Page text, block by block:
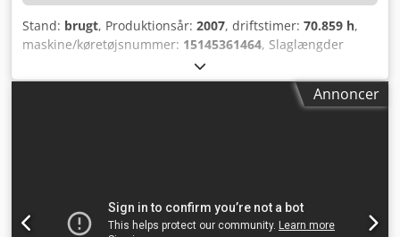
Stand: brugt, Produktionsår: 2007, driftstimer: 70.859 h,
maskine/køretøjsnummer: 15145361464, Slaglængder
(X/Y/Z): 3.600/920/820 mm, med B-akse og integreret NC-
bord, spindelomdrejningstal maks.: 18.000 o/min.,
værktøjsholder HSK-A63, 30-fags værktøjskifte,
Annoncer